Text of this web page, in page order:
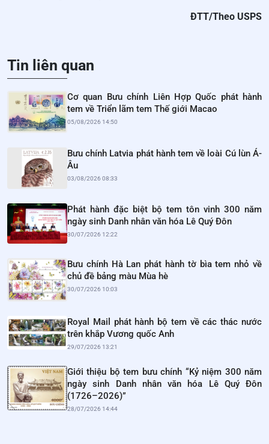
ĐTT/Theo USPS
Tin liên quan
Cơ quan Bưu chính Liên Hợp Quốc phát hành
tem về Triển lãm tem Thế giới Macao
05/08/2026 14:50
Bưu chính Latvia phát hành tem về loài Cú lùn Á-
Âu
03/08/2026 08:33
Phát hành đặc biệt bộ tem tôn vinh 300 năm
ngày sinh Danh nhân văn hóa Lê Quý Đôn
30/07/2026 12:22
Bưu chính Hà Lan phát hành tờ bìa tem nhỏ về
chủ đề bảng màu Mùa hè
30/07/2026 10:03
Royal Mail phát hành bộ tem về các thác nước
trên khắp Vương quốc Anh
29/07/2026 13:21
Giới thiệu bộ tem bưu chính “Kỷ niệm 300 năm
ngày sinh Danh nhân văn hóa Lê Quý Đôn
(1726–2026)”
28/07/2026 14:44